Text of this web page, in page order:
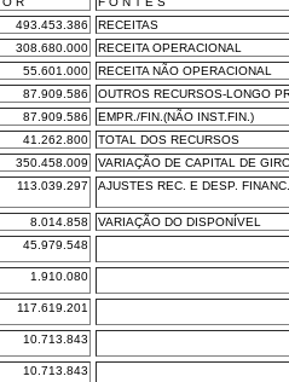
493.453.386
RECEITAS
308.680.000
RECEITA OPERACIONAL
55.601.000
RECEITA NÃO OPERACIONAL
87.909.586
OUTROS RECURSOS-LONGO
87.909.586
EMPR./FIN.(NÃO INST.FIN.)
41.262.800
TOTAL DOS RECURSOS
350.458.009
VARIAÇÃO DE CAPITAL DE
113.039.297 AJUSTES REC. E DESP. FINANC.
8.014.858
VARIAÇÃO DO DISPONÍVEL
45.979.548
1.910.080
117.619.201
10.713.843
10.713.843